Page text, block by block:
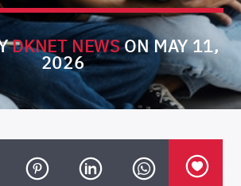
DKNET NEWSON MAY 11,
2026